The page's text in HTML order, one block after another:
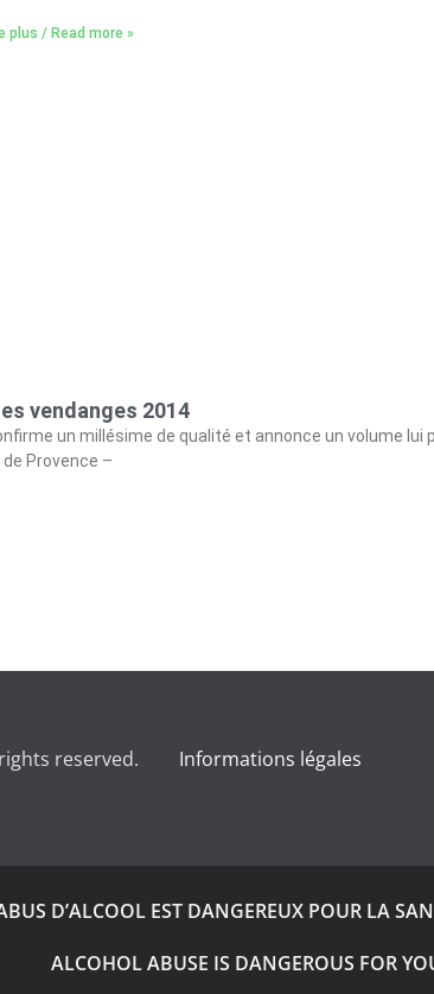
plus / Read more »
vendanges 2014
un millésime de qualité et annonce un volume
Provence –
reserved. Informations légales
D’ALCOOL EST DANGEREUX POUR LA
ALCOHOL ABUSE IS DANGEROUS FOR